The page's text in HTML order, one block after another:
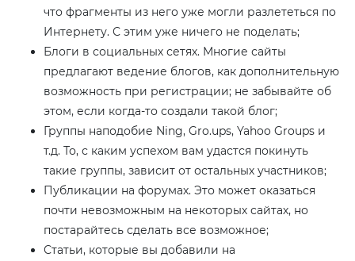
что фрагменты из него уже могли разлететься по
Интернету. С этим уже ничего не поделать;
Блоги в социальных сетях. Многие сайты
предлагают ведение блогов, как дополнительную
возможность при регистрации; не забывайте об
этом, если когда-то создали такой блог;
Группы наподобие Ning, Gro.ups, Yahoo Groups и
т.д. То, с каким успехом вам удастся покинуть
такие группы, зависит от остальных участников;
Публикации на форумах. Это может оказаться
почти невозможным на некоторых сайтах, но
постарайтесь сделать все возможное;
Статьи, которые вы добавили на